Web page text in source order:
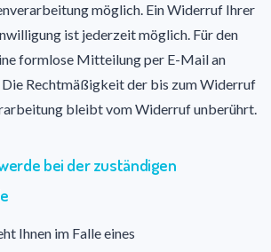
möglich. Ein Widerruf Ihrer
ist jederzeit möglich. Für den
formlose Mitteilung per E-Mail an
Die Rechtmäßigkeit der bis zum Widerruf
bleibt vom Widerruf unberührt.
bei der zuständigen
Ihnen im Falle eines